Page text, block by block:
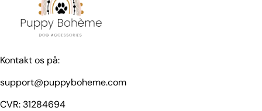
Kontakt os på:
support@puppyboheme.com
CVR: 31284694